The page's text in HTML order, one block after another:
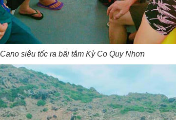
Cano siêu tốc ra bãi tắm Kỳ Co Quy Nhơn